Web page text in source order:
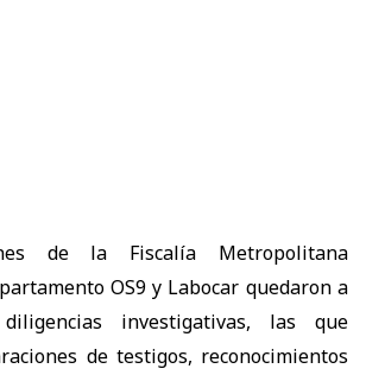
de la Fiscalía Metropolitana
OS9 y Labocar quedaron a
investigativas, las que
de testigos, reconocimientos